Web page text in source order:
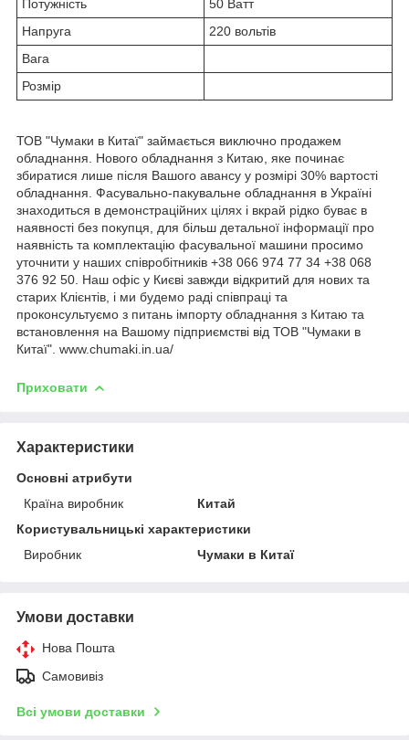
Потужність
50 Ватт
Напруга
220 вольтів
Вага
Розмір
ТОВ "Чумаки в Китаї" займається виключно продажем
обладнання. Нового обладнання з Китаю, яке починає
збиратися лише після Вашого авансу у розмірі 30% вартості
обладнання. Фасувально-пакувальне обладнання в Україні
знаходиться в демонстраційних цілях і вкрай рідко буває в
наявності без покупця, для більш детальної інформації про
наявність та комплектацію фасувальної машини просимо
уточнити у наших співробітників +38 066 974 77 34 +38 068
376 92 50. Наш офіс у Києві завжди відкритий для нових та
старих Клієнтів, і ми будемо раді співпраці та
проконсультуємо з питань імпорту обладнання з Китаю та
встановлення на Вашому підприємстві від ТОВ "Чумаки в
Китаї". www.chumaki.in.ua/
Приховати
Характеристики
Основні атрибути
Країна виробник
Китай
Користувальницькі характеристики
Виробник
Чумаки в Китаї
Умови доставки
Нова Пошта
Самовивіз
Всі умови доставки